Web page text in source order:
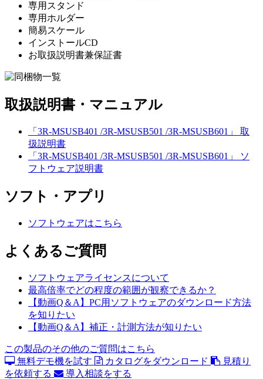
専用スタンド
専用ホルダー
簡易スケール
インストールCD
お取扱説明書兼保証書
取扱説明書・マニュアル
「3R-MSUSB401 /3R-MSUSB501 /3R-MSUSB601」 取
扱説明書
「3R-MSUSB401 /3R-MSUSB501 /3R-MSUSB601」 ソ
フトウェア説明書
ソフト・アプリ
ソフトウェアはこちら
よくあるご質問
ソフトウェアライセンスについて
最高倍率でどの程度の範囲が観察できるか？
【動画Q＆A】PC用ソフトウェアのダウンロード方法
を知りたい
【動画Q＆A】補正・計測方法が知りたい
この製品のその他のご質問はこちら
無料デモ機を試す
カタログをダウンロード
見積り
を依頼する
導入相談をする